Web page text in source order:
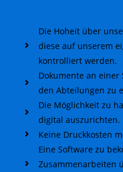
Die Hoheit über
diese auf unserem
kontrolliert werden.
Dokumente an einer
den Abteilungen zu
Die Möglichkeit zu
digital auszurichten.
Keine Druckkosten
Eine Software zu
Zusammenarbeiten